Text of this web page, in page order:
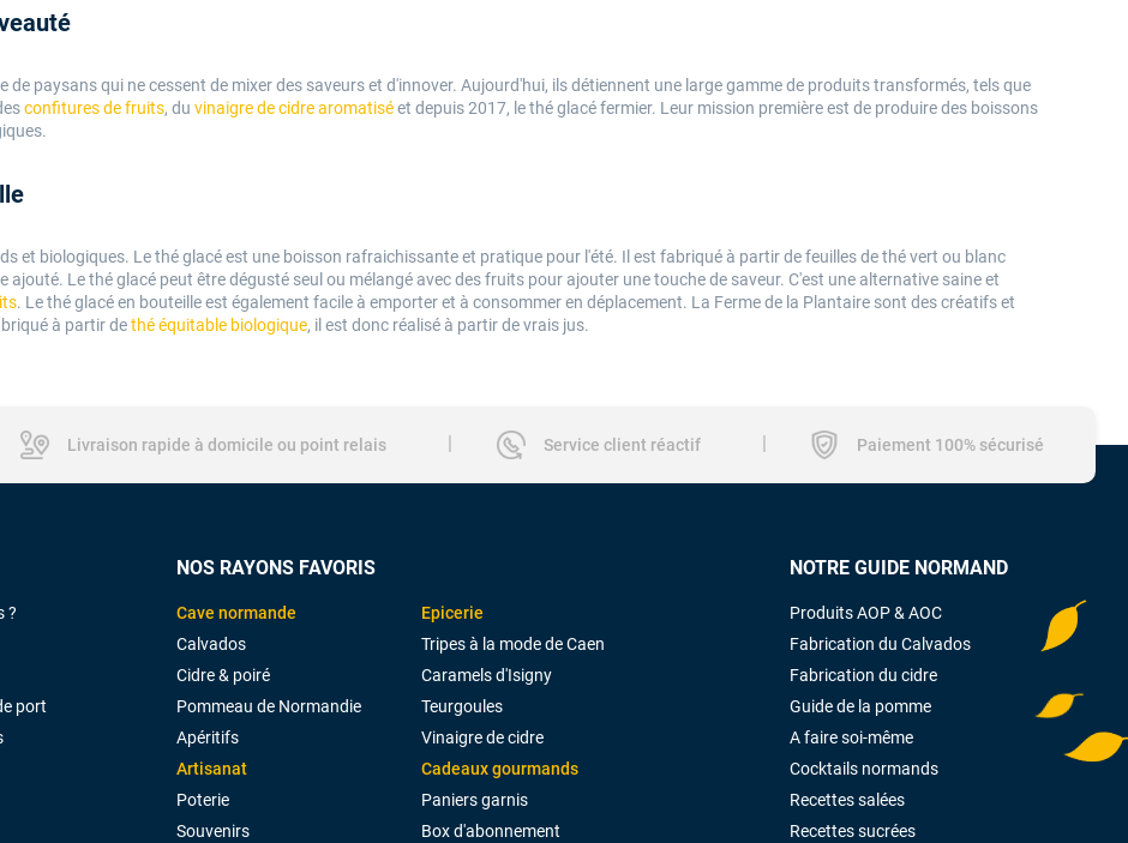
de paysans qui ne cessent de mixer des saveurs et d'innover. Aujourd'hui, ils détiennent une large gamme de produits transformés, tels que
confitures de fruits, duvinaigre de cidre aromatiséet depuis 2017, le thé glacé fermier. Leur mission première est de produire des boissons
et biologiques. Le thé glacé est une boisson rafraichissante et pratique pour l'été. Il est fabriqué à partir de feuilles de thé vert ou blanc
Le thé glacé peut être dégusté seul ou mélangé avec des fruits pour ajouter une touche de saveur. C'est une alternative saine et
. Le thé glacé en bouteille est également facile à emporter et à consommer en déplacement. La Ferme de la Plantaire sont des créatifs et
à partir dethé équitable biologique, il est donc réalisé à partir de vrais jus.
Livraison rapide à domicile ou point relais Service client réactif Paiement 100% sécurisé
?
port
NOS RAYONS FAVORIS
Cave normande
Calvados
Cidre & poiré
Pommeau de Normandie
Apéritifs
Artisanat
Poterie
Souvenirs
Epicerie
Tripes à la mode de Caen
Caramels d'Isigny
Teurgoules
Vinaigre de cidre
Cadeaux gourmands
Paniers garnis
Box d'abonnement
NOTRE GUIDE NORMAND
Produits AOP & AOC
Fabrication du Calvados
Fabrication du cidre
Guide de la pomme
A faire soi-même
Cocktails normands
Recettes salées
Recettes sucrées